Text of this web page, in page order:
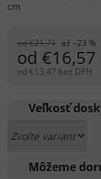
od €21,71 až –23 %
od €16,57
od €13,47 bez DPH
cena:
Veľkosť
Môžeme
cm